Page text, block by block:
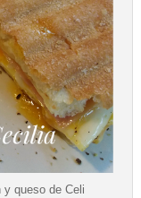
y queso de Celi